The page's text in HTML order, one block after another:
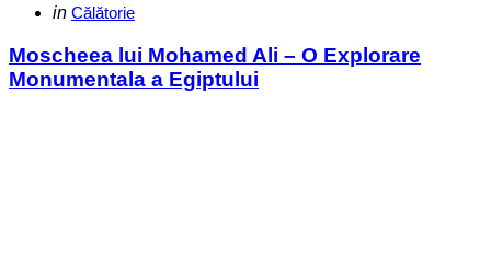
Categories
Posted
in Călătorie
Moscheea lui Mohamed Ali – O Explorare
Monumentala a Egiptului